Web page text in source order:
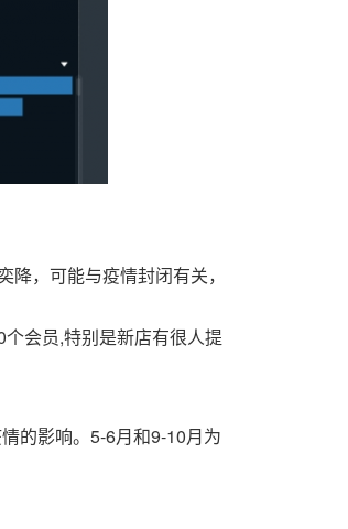
，可能与疫情封闭有关，
会员,特别是新店有很人提
的影响。5-6月和9-10月为